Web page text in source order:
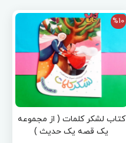
%10
کتاب لشکر کلمات ( از مجموعه
یک قصه یک حدیث )